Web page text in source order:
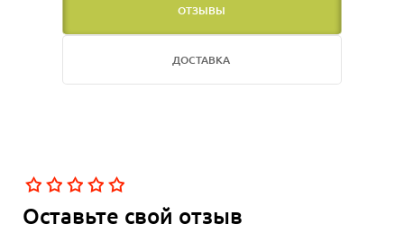
ОТЗЫВЫ
ДОСТАВКА
Оставьте свой отзыв